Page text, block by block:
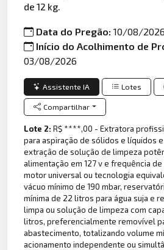
de 12 kg.
Data do Pregão:10/08/2026
Início do Acolhimento de
03/08/2026
Assistente IA Lotes
Compartilhar
Lote 2:R$ ****,00 - Extratora
para aspiração de sólidos e líquidos
extração de solução de limpeza
alimentação em 127 v e frequência
motor universal ou tecnologia
vácuo mínimo de 190 mbar,
mínima de 22 litros para água suja e
limpa ou solução de limpeza com
litros, preferencialmente removível
abastecimento, totalizando volume
acionamento independente ou